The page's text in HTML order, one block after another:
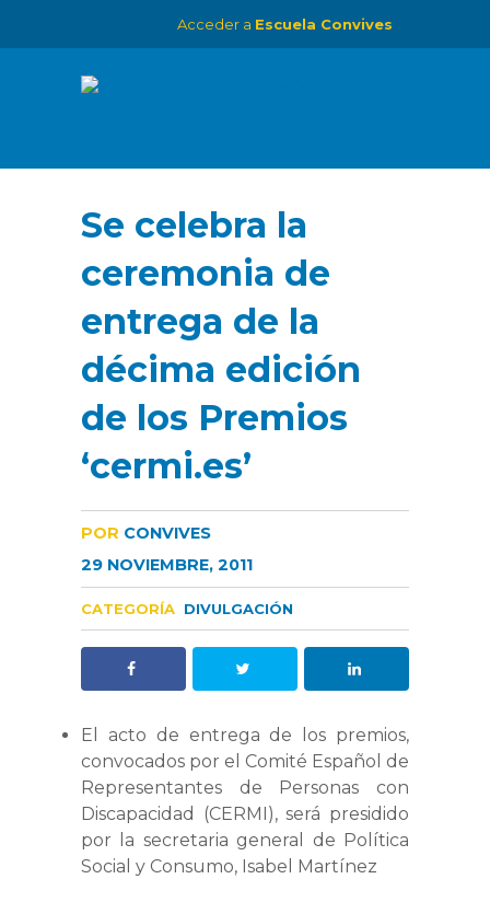
Acceder a Escuela Convives
Se celebra la
ceremonia de
entrega de la
décima edición
de los Premios
‘cermi.es’
POR CONVIVES
29 NOVIEMBRE, 2011
CATEGORÍA DIVULGACIÓN
El acto de entrega de los premios,
convocados por el Comité Español de
Representantes de Personas con
Discapacidad (CERMI), será presidido
por la secretaria general de Política
Social y Consumo, Isabel Martínez